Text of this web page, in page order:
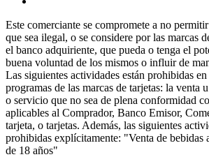
Este comerciante se compromete a no
que sea ilegal, o se considere por las marcas
el banco adquiriente, que pueda o tenga el
buena voluntad de los mismos o influir de
Las siguientes actividades están prohibidas
programas de las marcas de tarjetas: la venta
o servicio que no sea de plena conformidad
aplicables al Comprador, Banco Emisor,
tarjeta, o tarjetas. Además, las siguientes
prohibidas explícitamente: "Venta de bebidas
de 18 años"